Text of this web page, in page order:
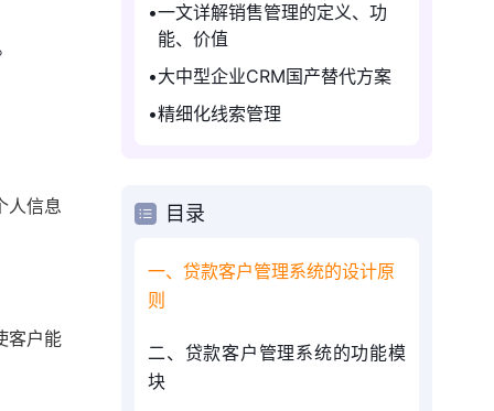
人信息
客户能
一文详解销售管理的定义、功
能、价值
大中型企业CRM国产替代方案
精细化线索管理
目录
一、贷款客户管理系统的设计原
则
二、贷款客户管理系统的功能模
块